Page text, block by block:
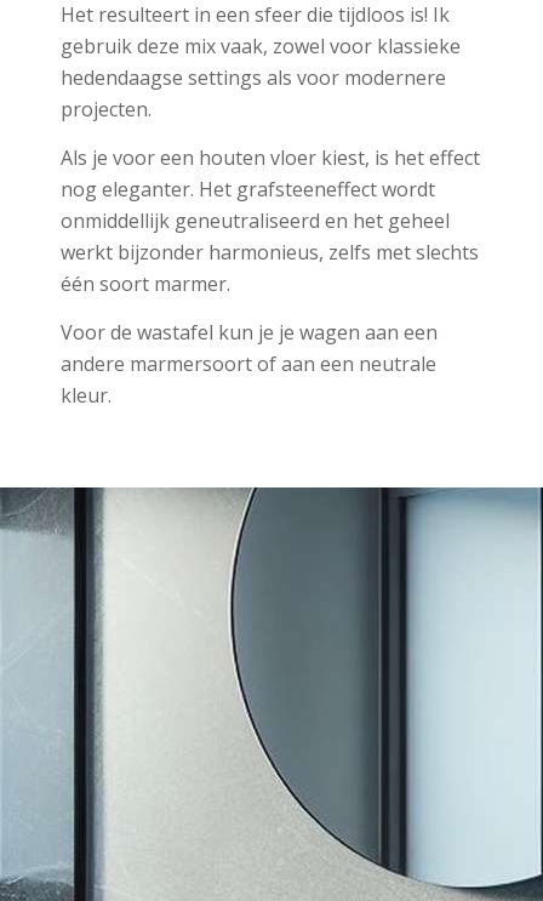
Het resulteert in een sfeer die tijdloos is! Ik
gebruik deze mix vaak, zowel voor klassieke
hedendaagse settings als voor modernere
projecten.
Als je voor een houten vloer kiest, is het effect
nog eleganter. Het grafsteeneffect wordt
onmiddellijk geneutraliseerd en het geheel
werkt bijzonder harmonieus, zelfs met slechts
één soort marmer.
Voor de wastafel kun je je wagen aan een
andere marmersoort of aan een neutrale
kleur.